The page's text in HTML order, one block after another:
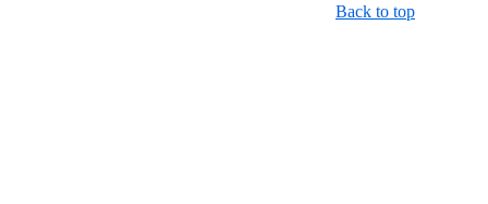
Back to top